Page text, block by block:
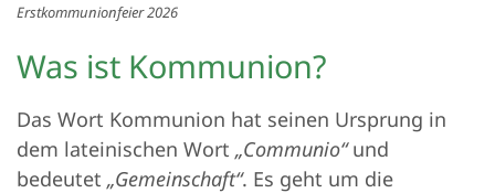
Erstkommunionfeier 2026
Was ist Kommunion?
Das Wort Kommunion hat seinen Ursprung in
dem lateinischen Wort „Communio“und
bedeutet „Gemeinschaft“. Es geht um die